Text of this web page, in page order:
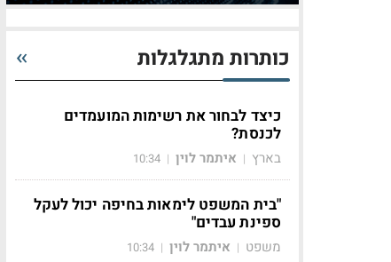
כותרות מתגלגלות
כיצד לבחור את רשימות המועמדים
לכנסת?
בארץ | איתמר לוין |
10:34
"בית המשפט לימאות בחיפה יכול לעקל
ספינת עבדים"
משפט | איתמר לוין |
10:34